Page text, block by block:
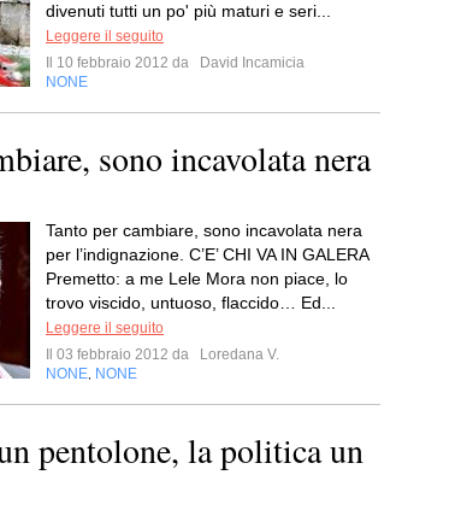
divenuti tutti un po' più maturi e seri...
Leggere il seguito
Il 10 febbraio 2012 da
David Incamicia
NONE
sono incavolata nera
Tanto per cambiare, sono incavolata nera
per l’indignazione. C’E’ CHI VA IN GALERA
Premetto: a me Lele Mora non piace, lo
trovo viscido, untuoso, flaccido… Ed...
Leggere il seguito
Il 03 febbraio 2012 da
Loredana V.
NONE NONE
pentolone, la politica un